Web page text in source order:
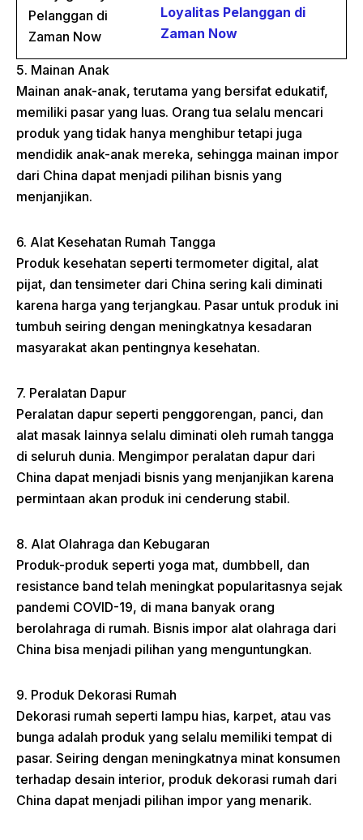
Loyalitas Pelanggan di
Zaman Now
5. Mainan Anak
Mainan anak-anak, terutama yang bersifat edukatif,
memiliki pasar yang luas. Orang tua selalu mencari
produk yang tidak hanya menghibur tetapi juga
mendidik anak-anak mereka, sehingga mainan impor
dari China dapat menjadi pilihan bisnis yang
menjanjikan.
6. Alat Kesehatan Rumah Tangga
Produk kesehatan seperti termometer digital, alat
pijat, dan tensimeter dari China sering kali diminati
karena harga yang terjangkau. Pasar untuk produk ini
tumbuh seiring dengan meningkatnya kesadaran
masyarakat akan pentingnya kesehatan.
7. Peralatan Dapur
Peralatan dapur seperti penggorengan, panci, dan
alat masak lainnya selalu diminati oleh rumah tangga
di seluruh dunia. Mengimpor peralatan dapur dari
China dapat menjadi bisnis yang menjanjikan karena
permintaan akan produk ini cenderung stabil.
8. Alat Olahraga dan Kebugaran
Produk-produk seperti yoga mat, dumbbell, dan
resistance band telah meningkat popularitasnya sejak
pandemi COVID-19, di mana banyak orang
berolahraga di rumah. Bisnis impor alat olahraga dari
China bisa menjadi pilihan yang menguntungkan.
9. Produk Dekorasi Rumah
Dekorasi rumah seperti lampu hias, karpet, atau vas
bunga adalah produk yang selalu memiliki tempat di
pasar. Seiring dengan meningkatnya minat konsumen
terhadap desain interior, produk dekorasi rumah dari
China dapat menjadi pilihan impor yang menarik.